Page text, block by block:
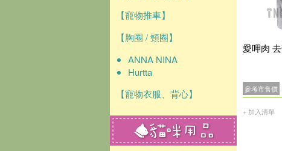
【寵物推車】
【胸圈 / 頸圈】
ANNA NINA
Hurtta
【寵物衣服、背心】
愛呷肉
參考市售價
+ 加入清單